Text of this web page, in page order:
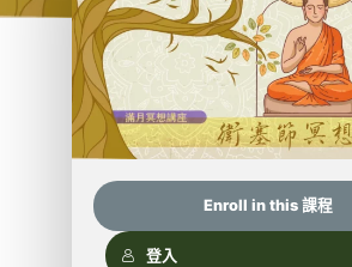
Enroll in this 課程
登入